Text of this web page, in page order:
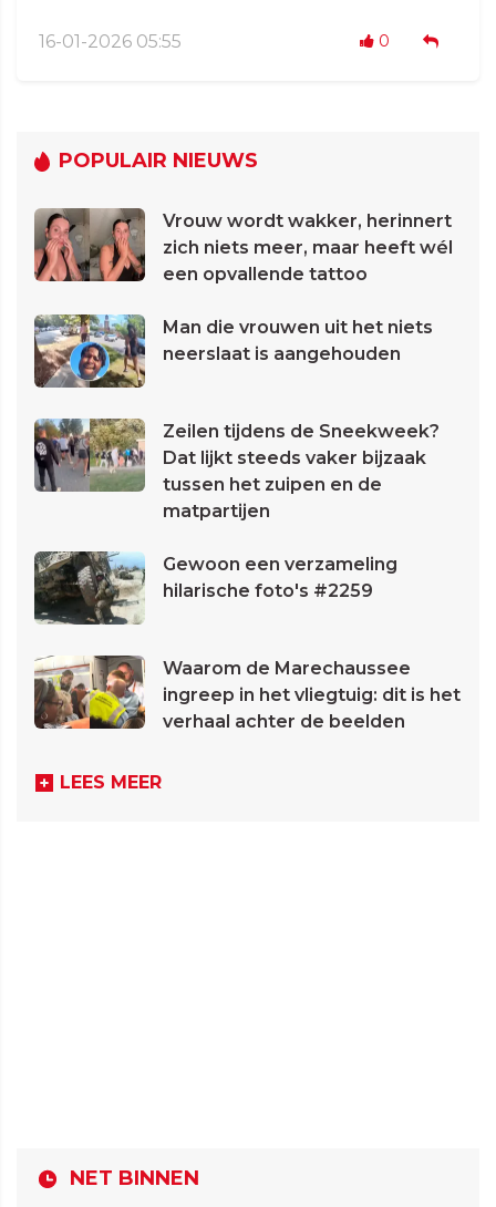
16-01-2026 05:55 0
POPULAIR NIEUWS
Vrouw wordt wakker, herinnert
zich niets meer, maar heeft wél
een opvallende tattoo
Man die vrouwen uit het niets
neerslaat is aangehouden
Zeilen tijdens de Sneekweek?
Dat lijkt steeds vaker bijzaak
tussen het zuipen en de
matpartijen
Gewoon een verzameling
hilarische foto's #2259
Waarom de Marechaussee
ingreep in het vliegtuig: dit is het
verhaal achter de beelden
LEES MEER
NET BINNEN